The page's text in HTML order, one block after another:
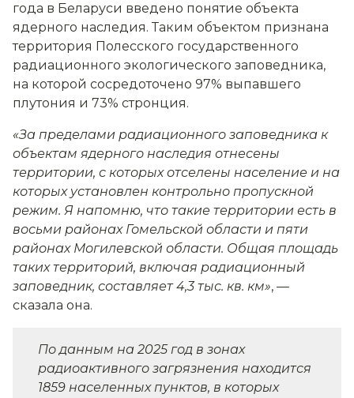
года в Беларуси введено понятие объекта
ядерного наследия. Таким объектом признана
территория Полесского государственного
радиационного экологического заповедника,
на которой сосредоточено 97% выпавшего
плутония и 73% стронция.
«За пределами радиационного заповедника к
объектам ядерного наследия отнесены
территории, с которых отселены население и на
которых установлен контрольно пропускной
режим. Я напомню, что такие территории есть в
восьми районах Гомельской области и пяти
районах Могилевской области. Общая площадь
таких территорий, включая радиационный
заповедник, составляет 4,3 тыс. кв. км», —
сказала она.
По данным на 2025 год в зонах
радиоактивного загрязнения находится
1859 населенных пунктов, в которых